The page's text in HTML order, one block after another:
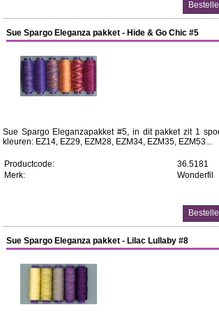
Sue Spargo Eleganza pakket - Hide & Go Chic #5
Sue Spargo Eleganzapakket #5, in dit pakket zit 1
kleuren: EZ14, EZ29, EZM28, EZM34, EZM35, EZM53...
Productcode:
36.5181
Merk:
Wonderfil
Sue Spargo Eleganza pakket - Lilac Lullaby #8